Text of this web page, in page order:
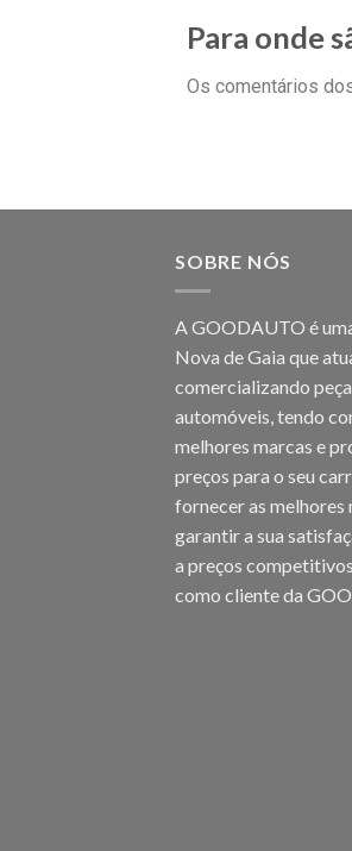
Para onde
Os comentários
SOBRE NÓS
A GOODAUTO é
Nova de Gaia que
comercializando
automóveis, tendo
melhores marcas e
preços para o seu
fornecer as melhores
garantir a sua
a preços
como cliente da